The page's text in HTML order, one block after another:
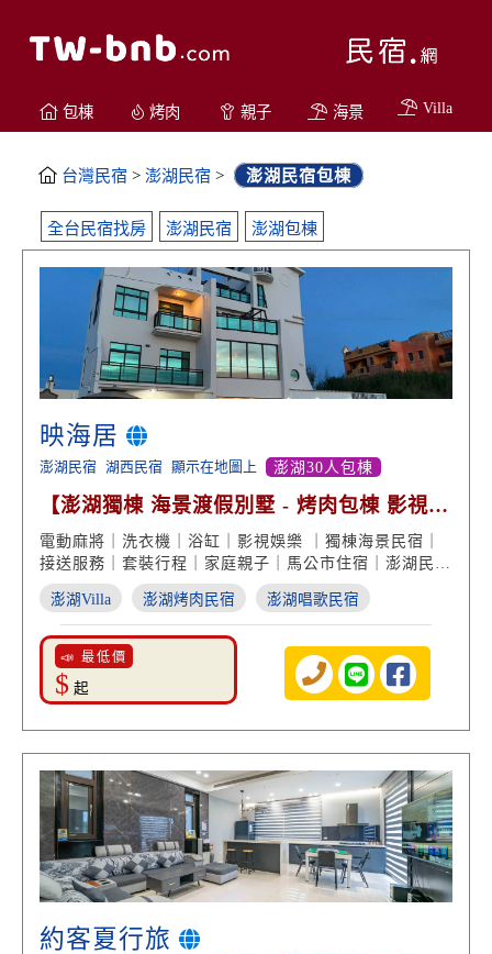
包棟 烤肉 親子 海景 Villa
台灣民宿 > 澎湖民宿 > 澎湖民宿包棟
全台民宿找房 澎湖民宿 澎湖包棟
映海居
澎湖民宿 湖西民宿 顯示在地圖上 澎湖30人包棟
【澎湖獨棟 海景渡假別墅 - 烤肉包棟 影視娛
樂 親子玩樂】
電動麻將｜洗衣機｜浴缸｜影視娛樂 ｜獨棟海景民宿｜
接送服務｜套裝行程｜家庭親子｜馬公市住宿｜澎湖民宿
推薦
澎湖Villa 澎湖烤肉民宿 澎湖唱歌民宿
📣 最低價
$ 起
約客夏行旅